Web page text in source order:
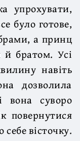
упрохувати,
було готове,
а принц
й братом. Усі
навіть
дозволила
вона суворо
повернутися
вісточку.